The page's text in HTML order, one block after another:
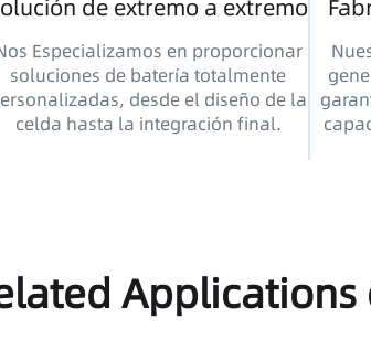
de extremo a extremo
Especializamos en proporcionar
soluciones de batería totalmente
desde el diseño de la
celda hasta la integración final.
Applications